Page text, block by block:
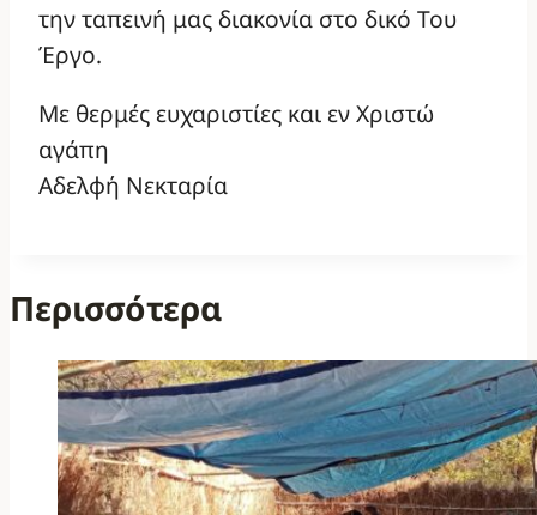
την ταπεινή μας διακονία στο δικό Του
Έργο.
Με θερμές ευχαριστίες και εν Χριστώ
αγάπη
Αδελφή Νεκταρία
Περισσότερα